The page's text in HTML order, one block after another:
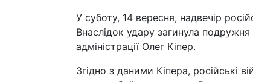
У суботу, 14 вересня, надвечір
Внаслідок удару загинула
адміністрації Олег Кіпер.
Згідно з даними Кіпера, російські